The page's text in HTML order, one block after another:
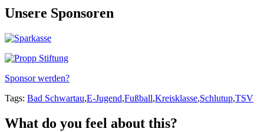
Unsere Sponsoren
Sponsor werden?
Tags: Bad Schwartau,E-Jugend,Fußball,Kreisklasse,Schlutup,TSV
What do you feel about this?